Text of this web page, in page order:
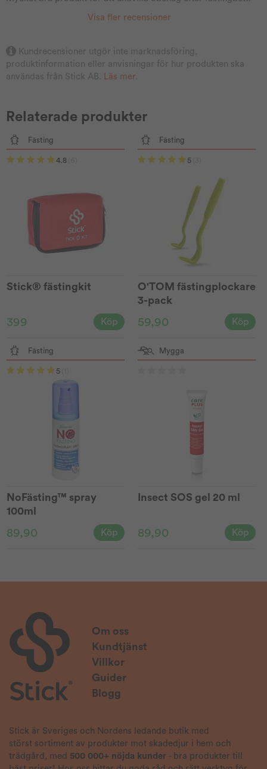
Visa fler recensioner
Kundrecensioner utgör inte marknadsföring,
produktinformation eller anvisningar för hur produkten ska
användas från Stick AB.
Läs mer
Relaterade produkter
Fästing
4.8
Stick® fästingkit
399 Köp
Fästing
5
O'TOM fästingplockare
3-pack
59,90 Köp
Fästing
5
NoFästing™ spray
100ml
89,90 Köp
Mygga
Insect SOS gel 20 ml
89,90 Köp
Om oss
Kundtjänst
Villkor
Guider
Blogg
Stick är Sveriges och Nordens ledande butik med
störst sortiment av produkter mot skadedjur i hem och
trädgård, med 500 000+ nöjda kunder - bra produkter till